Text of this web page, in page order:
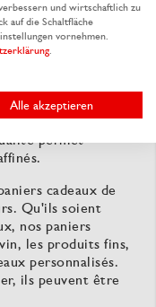
parfaite
Que ce soit pour
d'entreprise, un
permet
cadeaux de
Qu'ils soient
nos paniers
les produits fins,
personnalisés.
ils peuvent être
und wirtschaftlich zu
auf die Schaltfläche
vornehmen.
.
Alle akzeptieren